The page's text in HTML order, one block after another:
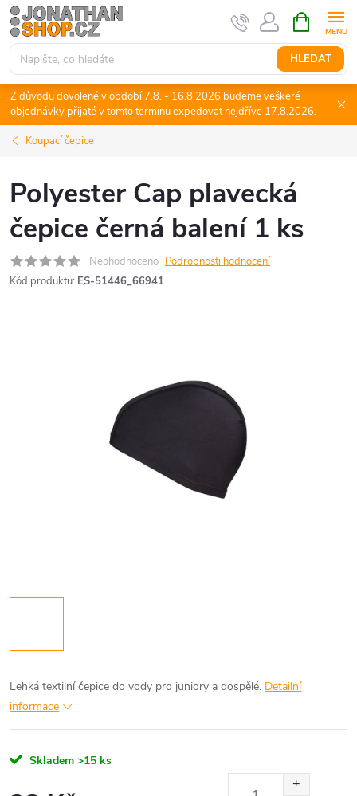
Přejít
na
obsah
HLEDAT
NÁKUPNÍ
KOŠÍK
Z důvodu dovolené v období 7.8. - 16.8.2026 budeme veškeré
objednávky přijaté v tomto termínu expedovat nejdříve 17.8.2026.
Koupací čepice
Polyester Cap plavecká
čepice černá balení 1 ks
Neohodnoceno Podrobnosti hodnocení
Kód produktu: ES-51446_66941
Lehká textilní čepice do vody pro juniory a dospělé. Detailní
informace
Skladem >15 ks